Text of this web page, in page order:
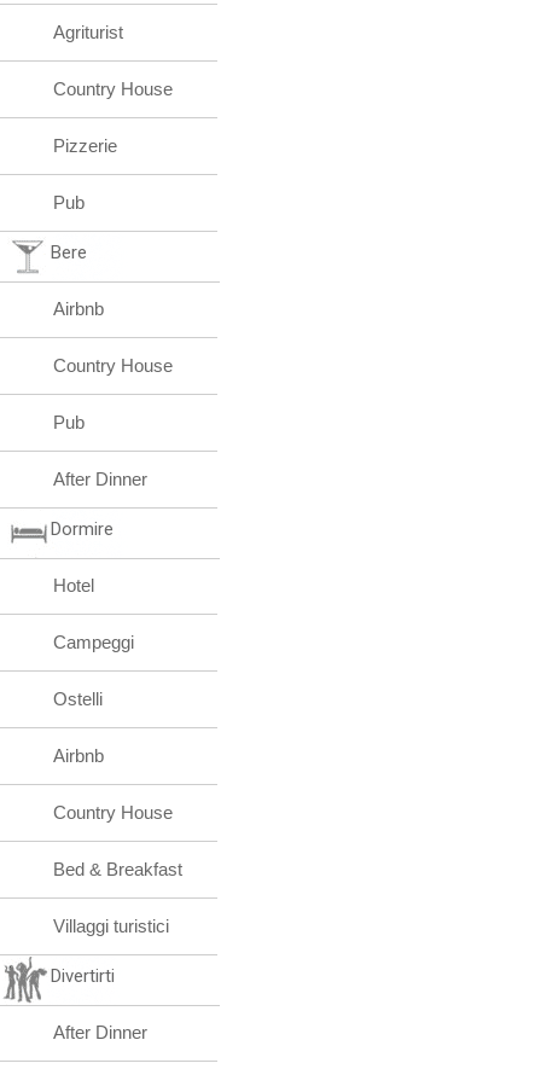
Agriturist
Country House
Pizzerie
Pub
Bere
Airbnb
Country House
Pub
After Dinner
Dormire
Hotel
Campeggi
Ostelli
Airbnb
Country House
Bed & Breakfast
Villaggi turistici
Divertirti
After Dinner